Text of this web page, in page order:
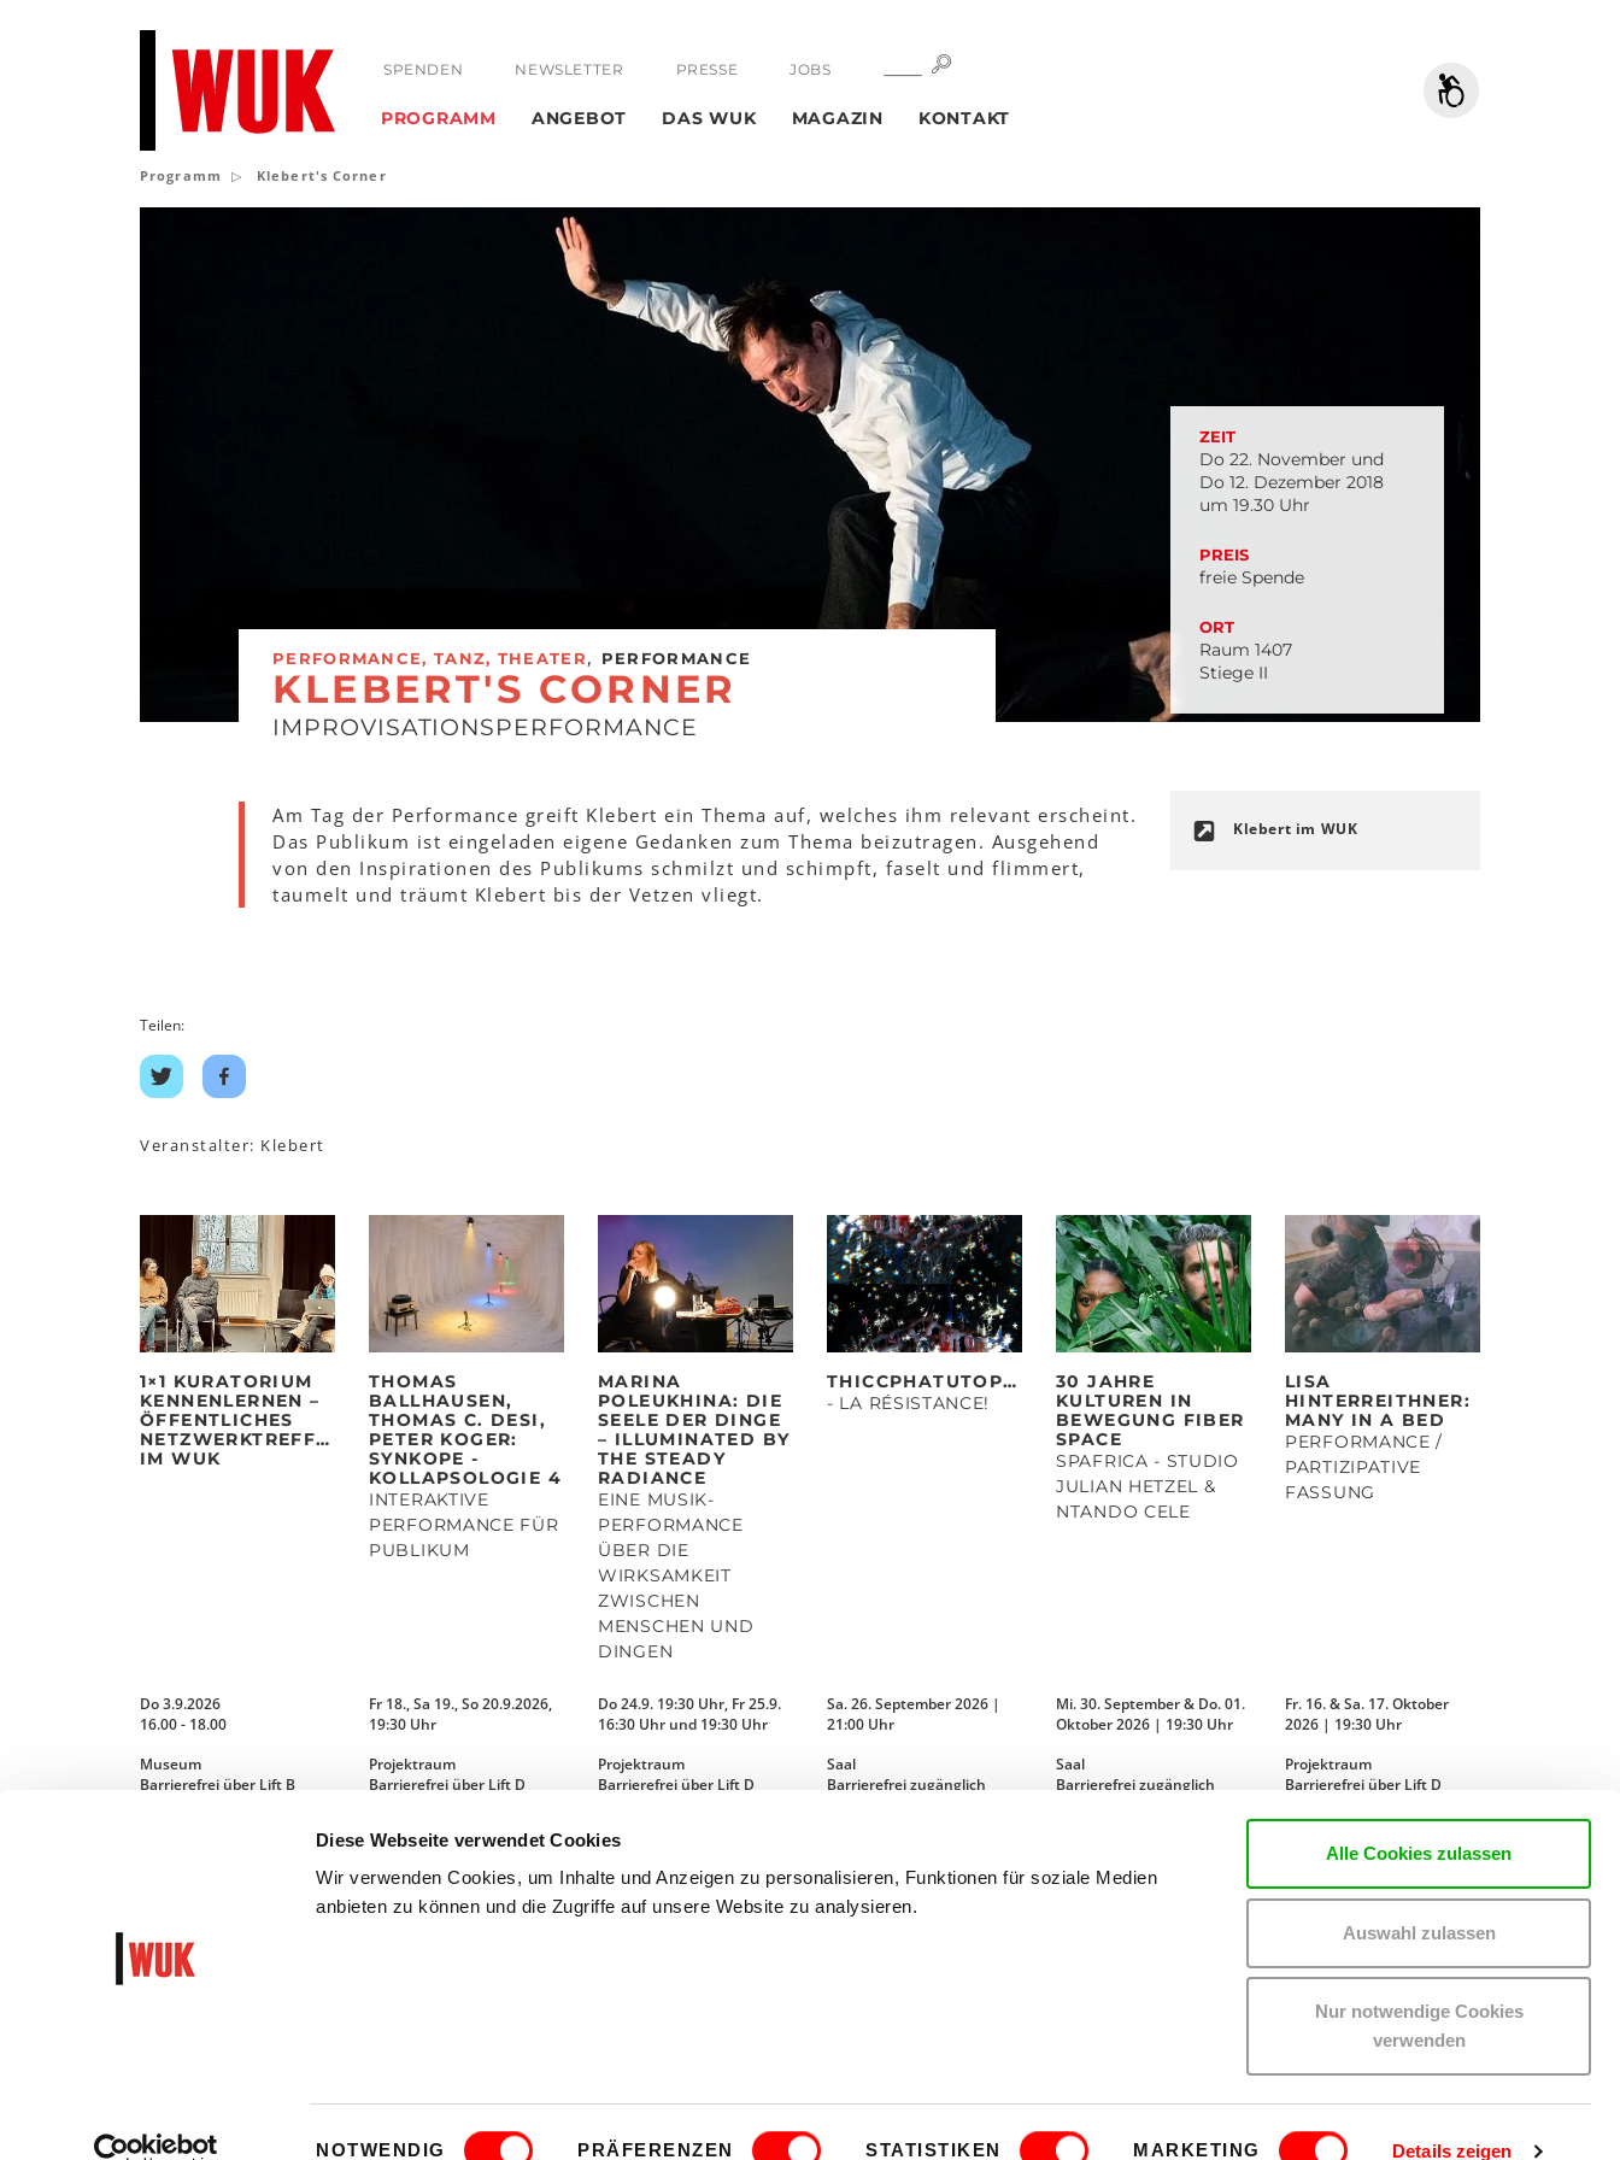
Diese Webseite verwendet Cookies
Wir verwenden Cookies, um Inhalte und Anzeigen zu personalisieren, Funktionen für soziale Medien
anbieten zu können und die Zugriffe auf unsere Website zu analysieren.
Einwilligungsauswahl
NOTWENDIG PRÄFERENZEN STATISTIKEN MARKETING Details zeigen
Alle Cookies zulassen
Auswahl zulassen
Nur notwendige Cookies
verwenden
SPENDEN NEWSLETTER PRESSE JOBS SUCHE
PROGRAMM ANGEBOT DAS WUK MAGAZIN KONTAKT
Programm Klebert's Corner
ZEIT
Do 22. November und
Do 12. Dezember 2018
um 19.30 Uhr
PREIS
freie Spende
ORT
Raum 1407
Stiege II
PERFORMANCE, TANZ, THEATER, PERFORMANCE
KLEBERT'S CORNER
IMPROVISATIONSPERFORMANCE
Am Tag der Performance greift Klebert ein Thema auf, welches ihm relevant erscheint.
Das Publikum ist eingeladen eigene Gedanken zum Thema beizutragen. Ausgehend
von den Inspirationen des Publikums schmilzt und schimpft, faselt und flimmert,
taumelt und träumt Klebert bis der Vetzen vliegt.
Klebert im WUK
Teilen:
Auf
Twitter
Auf
Facebook
Veranstalter: Klebert
1×1 KURATORIUM
KENNENLERNEN –
ÖFFENTLICHES
NETZWERKTREFFEN
IM WUK
Do 3.9.2026
16.00 - 18.00
Museum
Barrierefrei über Lift B
THOMAS
BALLHAUSEN,
THOMAS C. DESI,
PETER KOGER:
SYNKOPE -
KOLLAPSOLOGIE 4
INTERAKTIVE
PERFORMANCE FÜR
PUBLIKUM
Fr 18., Sa 19., So 20.9.2026,
19:30 Uhr
Projektraum
Barrierefrei über Lift D
MEHR LESEN
MARINA
POLEUKHINA: DIE
SEELE DER DINGE
– ILLUMINATED BY
THE STEADY
RADIANCE
EINE MUSIK-
PERFORMANCE
ÜBER DIE
WIRKSAMKEIT
ZWISCHEN
MENSCHEN UND
DINGEN
Do 24.9. 19:30 Uhr, Fr 25.9.
16:30 Uhr und 19:30 Uhr
Projektraum
Barrierefrei über Lift D
THICCPHATUTOPIAS
- LA RÉSISTANCE!
Sa. 26. September 2026 |
21:00 Uhr
Saal
Barrierefrei zugänglich
30 JAHRE
KULTUREN IN
BEWEGUNG FIBER
SPACE
SPAFRICA - STUDIO
JULIAN HETZEL &
NTANDO CELE
Mi. 30. September & Do. 01.
Oktober 2026 | 19:30 Uhr
Saal
Barrierefrei zugänglich
LISA
HINTERREITHNER:
MANY IN A BED
PERFORMANCE /
PARTIZIPATIVE
FASSUNG
Fr. 16. & Sa. 17. Oktober
2026 | 19:30 Uhr
Projektraum
Barrierefrei über Lift D
MEHR LESEN
AGB BARRIEREFREIHEIT KINDER- UND JUGENDSCHUTZRICHTLINIEN MITGLIEDER-LOGIN